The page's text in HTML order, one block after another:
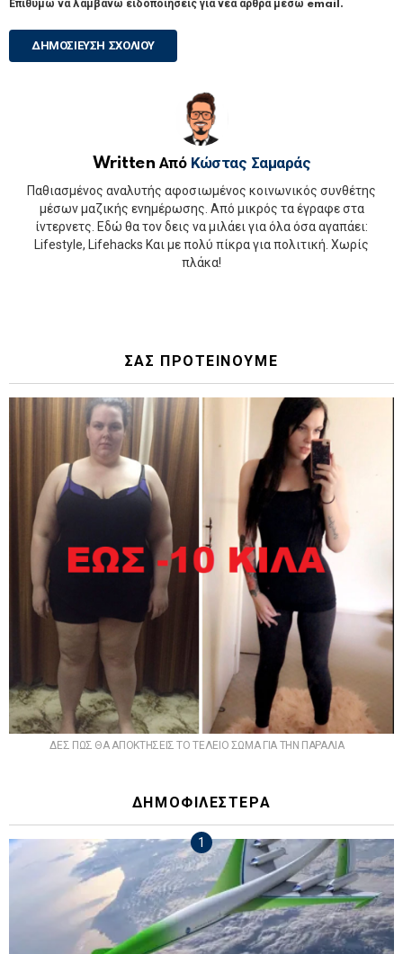
Επιθυμώ να λαμβάνω ειδοποιήσεις για νέα άρθρα μέσω email.
Written Από Κώστας Σαμαράς
Παθιασμένος αναλυτής αφοσιωμένος κοινωνικός συνθέτης
μέσων μαζικής ενημέρωσης. Από μικρός τα έγραφε στα
ίντερνετς. Εδώ θα τον δεις να μιλάει για όλα όσα αγαπάει:
Lifestyle, Lifehacks Και με πολύ πίκρα για πολιτική. Χωρίς
πλάκα!
ΣΑΣ ΠΡΟΤΕΙΝΟΥΜΕ
ΔΕΣ ΠΩΣ ΘΑ ΑΠΟΚΤΗΣΕΙΣ ΤΟ ΤΕΛΕΙΟ ΣΩΜΑ ΓΙΑ ΤΗΝ ΠΑΡΑΛΙΑ
ΔΗΜΟΦΙΛΕΣΤΕΡΑ